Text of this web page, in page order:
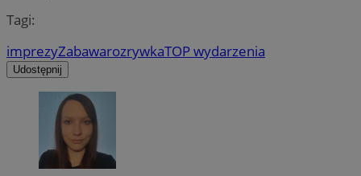
Tagi:
imprezyZabawarozrywkaTOP wydarzenia
Udostępnij